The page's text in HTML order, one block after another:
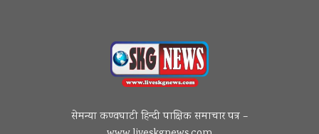
सेमन्या कण्वघाटी हिन्दी पाक्षिक समाचार पत्र –